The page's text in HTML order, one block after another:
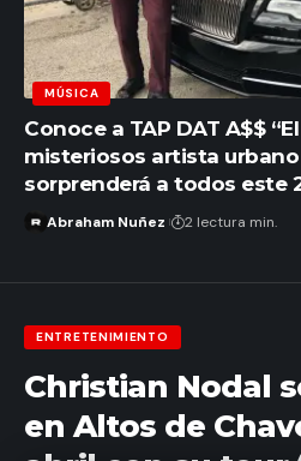
MÚSICA
Conoce a TAP DAT A$$
misteriosos artista
sorprenderá a todos este
Abraham Nuñez 2 lectura min.
ENTRETENIMIENTO
Christian Nodal
en Altos de